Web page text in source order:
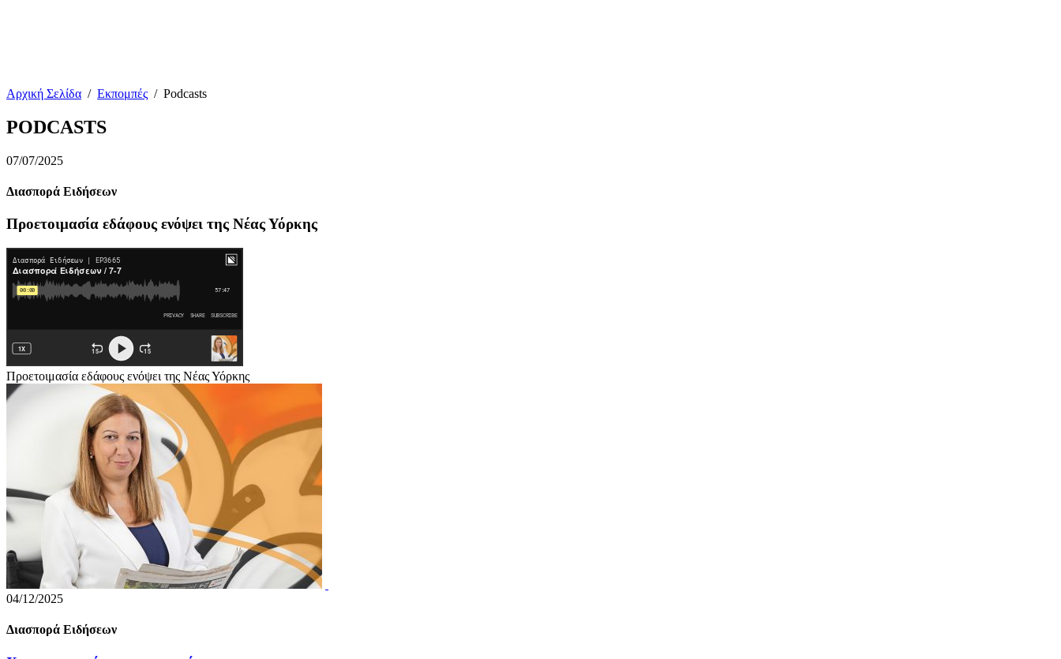
Αρχική Σελίδα / Εκπομπές / Podcasts
PODCASTS
07/07/2025
Διασπορά Ειδήσεων
Προετοιμασία εδάφους ενόψει της Νέας Υόρκης
Προετοιμασία εδάφους ενόψει της Νέας Υόρκης
04/12/2025
Διασπορά Ειδήσεων